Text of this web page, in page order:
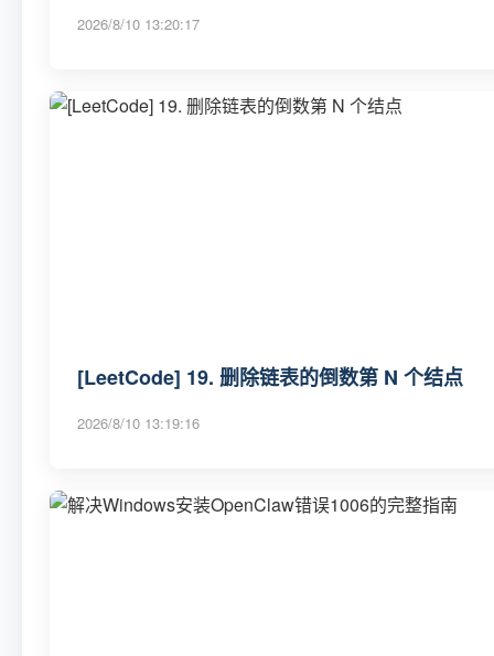
2026/8/10 13:20:17
[LeetCode] 19. 删除链表的倒数第 N 个结点
2026/8/10 13:19:16